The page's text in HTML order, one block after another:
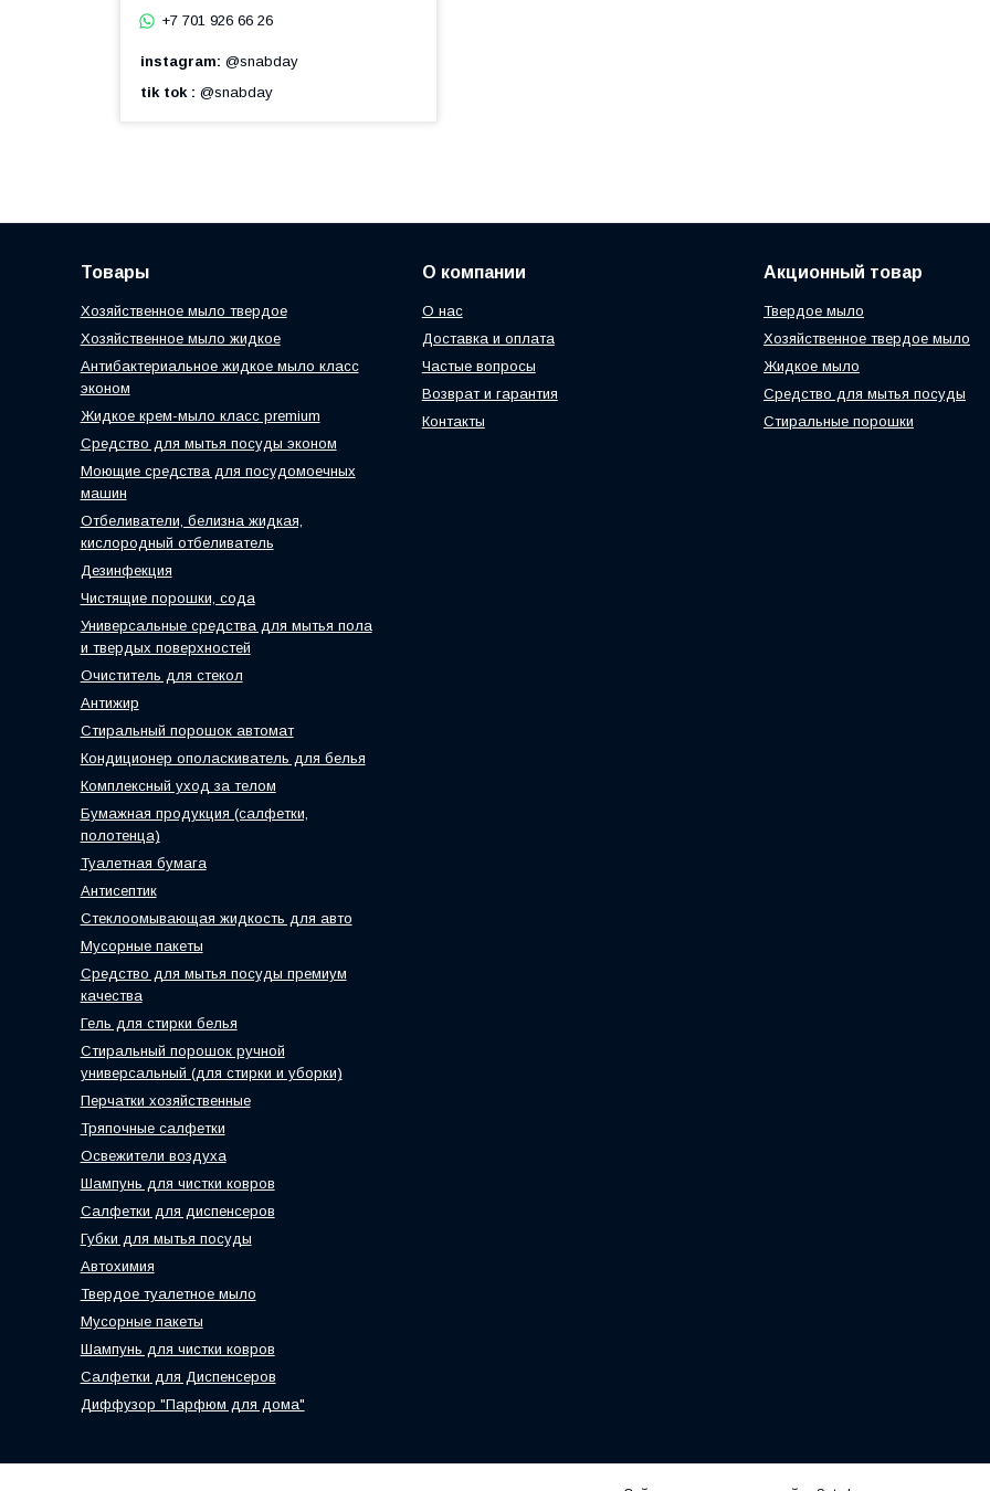
+7 701 926 66 26
instagram @snabday
tik tok
@snabday
Товары
Хозяйственное мыло твердое
Хозяйственное мыло жидкое
Антибактериальное жидкое мыло класс
эконом
Жидкое крем-мыло класс premium
Средство для мытья посуды эконом
Моющие средства для посудомоечных
машин
Отбеливатели, белизна жидкая,
кислородный отбеливатель
Дезинфекция
Чистящие порошки, сода
Универсальные средства для мытья пола
и твердых поверхностей
Очиститель для стекол
Антижир
Стиральный порошок автомат
Кондиционер ополаскиватель для белья
Комплексный уход за телом
Бумажная продукция (салфетки,
полотенца)
Туалетная бумага
Антисептик
Стеклоомывающая жидкость для авто
Мусорные пакеты
Средство для мытья посуды премиум
качества
Гель для стирки белья
Стиральный порошок ручной
универсальный (для стирки и уборки)
Перчатки хозяйственные
Тряпочные салфетки
Освежители воздуха
Шампунь для чистки ковров
Салфетки для диспенсеров
Губки для мытья посуды
Автохимия
Твердое туалетное мыло
Мусорные пакеты
Шампунь для чистки ковров
Салфетки для Диспенсеров
Диффузор "Парфюм для дома"
О компании
О нас
Доставка и оплата
Частые вопросы
Возврат и гарантия
Контакты
Акционный товар
Твердое мыло
Хозяйственное твердое мыло
Жидкое мыло
Средство для мытья посуды
Стиральные порошки